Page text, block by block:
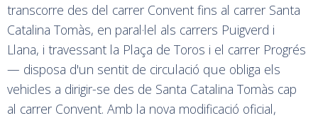
transcorre des del carrer Convent fins al carrer Santa
Catalina Tomàs, en paral·lel als carrers Puigverd i
Llana, i travessant la Plaça de Toros i el carrer Progrés
— disposa d'un sentit de circulació que obliga els
vehicles a dirigir-se des de Santa Catalina Tomàs cap
al carrer Convent. Amb la nova modificació oficial,